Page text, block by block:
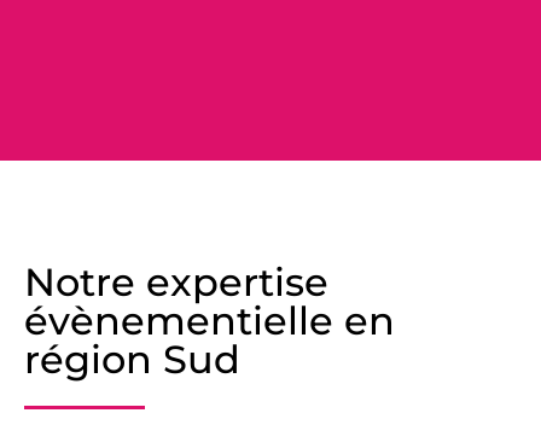
Notre expertise
évènementielle en
région Sud